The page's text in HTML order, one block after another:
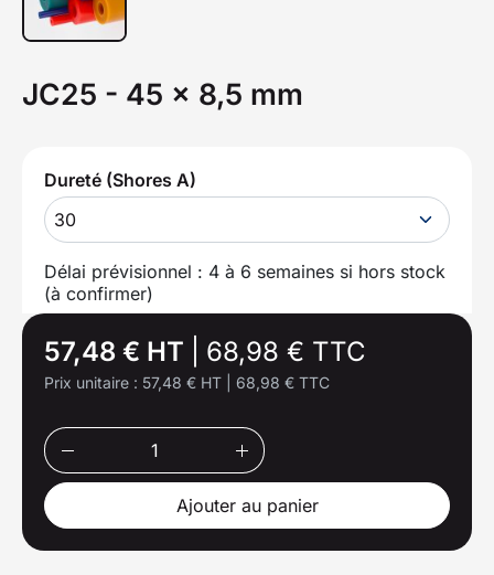
JC25 - 45 x 8,5 mm
Dureté (Shores A)
30
Délai prévisionnel : 4 à 6 semaines si hors stock
(à confirmer)
57,48 € HT 68,98 € TTC
Prix unitaire : 57,48 € HT 68,98 € TTC
Ajouter au panier